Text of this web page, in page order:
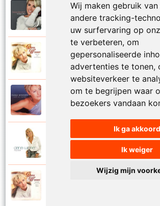
Wij maken gebruik
andere tracking-
uw surfervaring op
te verbeteren, om
gepersonaliseerde
advertenties te tonen,
websiteverkeer te
om te begrijpen waar
bezoekers vandaan
Ik ga akkoord
Ik weiger
Wijzig mijn
Dana Winner
Vogelvrij
Dana Winner
Volg je natuur
Dana Winner
Voor altijd
Dana Winner